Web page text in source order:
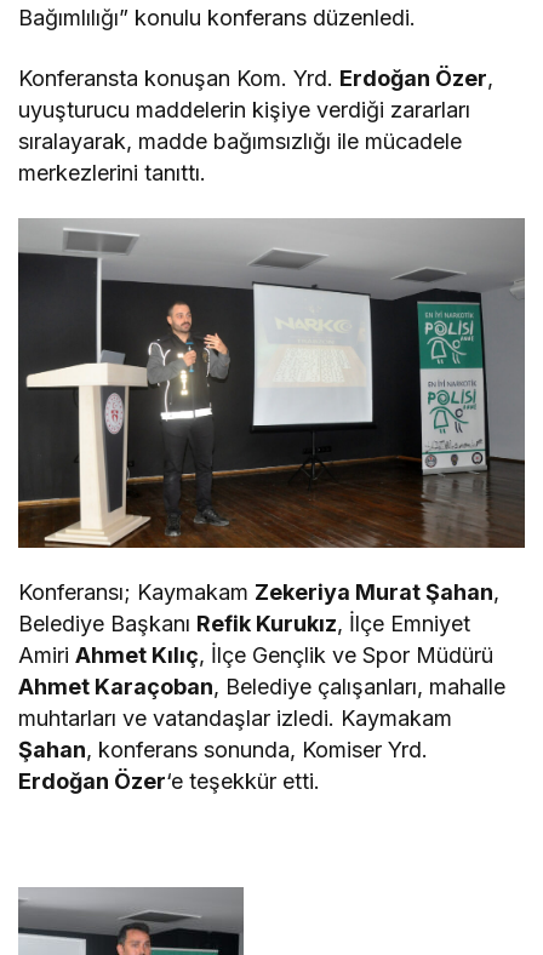
Bağımlılığı” konulu konferans düzenledi.
Konferansta konuşan Kom. Yrd. Erdoğan Özer,
uyuşturucu maddelerin kişiye verdiği zararları
sıralayarak, madde bağımsızlığı ile mücadele
merkezlerini tanıttı.
Konferansı; Kaymakam Zekeriya Murat Şahan,
Belediye Başkanı Refik Kurukız, İlçe Emniyet
AmiriAhmet Kılıç, İlçe Gençlik ve Spor Müdürü
Ahmet Karaçoban, Belediye çalışanları, mahalle
muhtarları ve vatandaşlar izledi. Kaymakam
Şahan, konferans sonunda, Komiser Yrd.
Erdoğan Özer‘e teşekkür etti.